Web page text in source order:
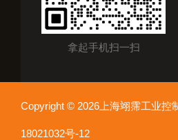
拿起手机扫一扫
Copyright © 2026上海翊霈工业
18021032号-12